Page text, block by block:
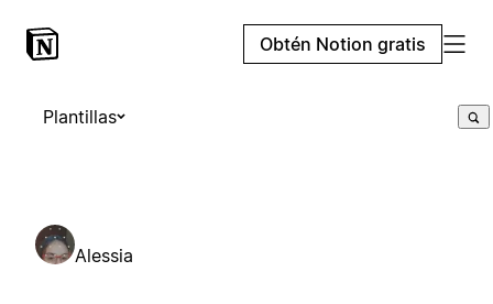
Obtén Notion gratis
Plantillas
Alessia